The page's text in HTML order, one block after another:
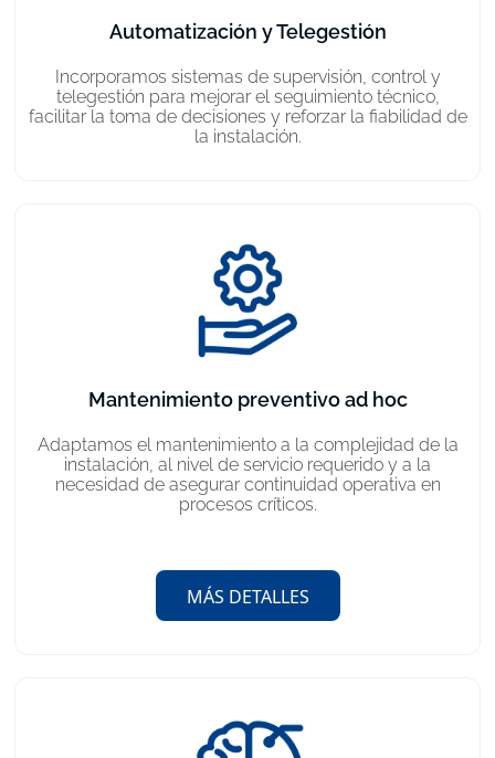
Automatización y Telegestión
Incorporamos sistemas de supervisión, control y
telegestión para mejorar el seguimiento técnico,
facilitar la toma de decisiones y reforzar la fiabilidad de
la instalación.
Mantenimiento preventivo ad hoc
Adaptamos el mantenimiento a la complejidad de la
instalación, al nivel de servicio requerido y a la
necesidad de asegurar continuidad operativa en
procesos críticos.
MÁS DETALLES